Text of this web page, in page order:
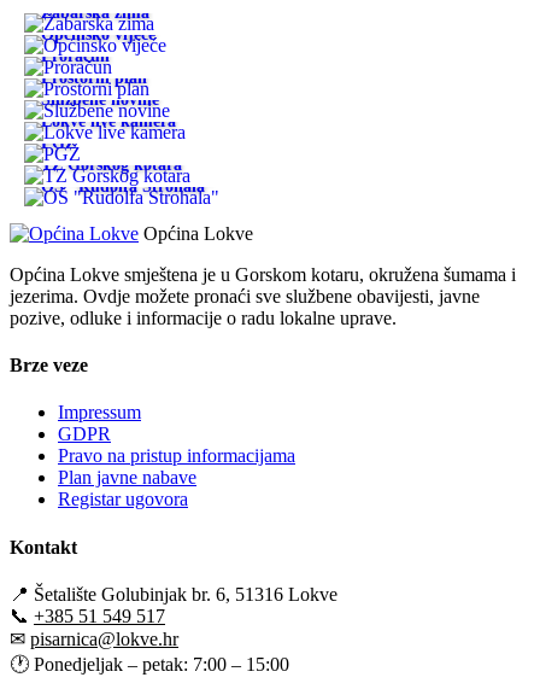
Žabarska zima
Općinsko vijeće
Proračun
Prostorni plan
Službene novine
Lokve live kamera
PGŽ
TZ Gorskog kotara
OŠ "Rudolfa Strohala"
Općina Lokve
Općina Lokve smještena je u Gorskom kotaru, okružena šumama i
jezerima. Ovdje možete pronaći sve službene obavijesti, javne
pozive, odluke i informacije o radu lokalne uprave.
Brze veze
Impressum
GDPR
Pravo na pristup informacijama
Plan javne nabave
Registar ugovora
Kontakt
📍 Šetalište Golubinjak br. 6, 51316 Lokve
📞 +385 51 549 517
✉ pisarnica@lokve.hr
🕐 Ponedjeljak – petak: 7:00 – 15:00